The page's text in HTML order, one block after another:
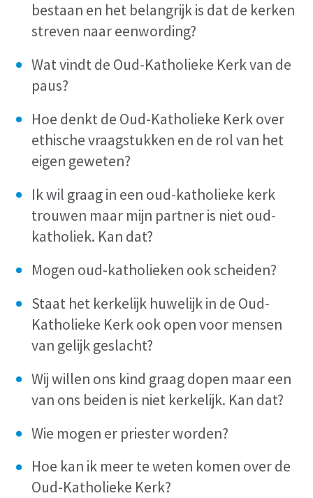
bestaan en het belangrijk is dat de kerken
streven naar eenwording?
Wat vindt de Oud-Katholieke Kerk van de
paus?
Hoe denkt de Oud-Katholieke Kerk over
ethische vraagstukken en de rol van het
eigen geweten?
Ik wil graag in een oud-katholieke kerk
trouwen maar mijn partner is niet oud-
katholiek. Kan dat?
Mogen oud-katholieken ook scheiden?
Staat het kerkelijk huwelijk in de Oud-
Katholieke Kerk ook open voor mensen
van gelijk geslacht?
Wij willen ons kind graag dopen maar een
van ons beiden is niet kerkelijk. Kan dat?
Wie mogen er priester worden?
Hoe kan ik meer te weten komen over de
Oud-Katholieke Kerk?